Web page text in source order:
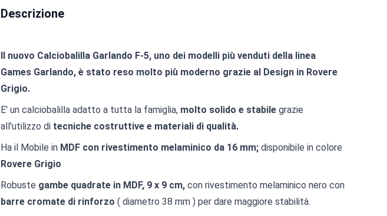
Descrizione
Il nuovo Calciobalilla Garlando F-5, uno dei modelli più venduti della linea
Games Garlando, è stato reso molto più moderno grazie al Design in Rovere
Grigio.
E' un calciobalilla adatto a tutta la famiglia, molto solido e stabile grazie
all'utilizzo di tecniche costruttive e materiali di qualità.
Ha il Mobile in MDF con rivestimento melaminico da 16 mm; disponibile in colore
Rovere Grigio
Robuste gambe quadrate in MDF, 9 x 9 cm, con rivestimento melaminico nero con
barre cromate di rinforzo ( diametro 38 mm ) per dare maggiore stabilità.